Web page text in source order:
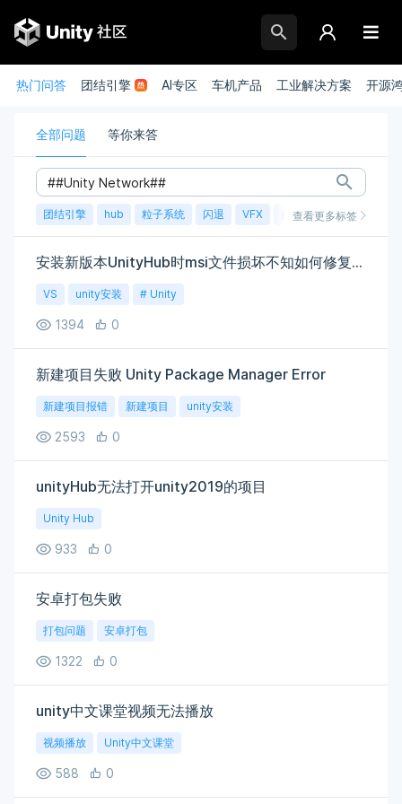
热门问答 团结引擎 AI专区 车机产品 工业解决方案 开源
全部问题 等你来答
团结引擎 hub 粒子系统 闪退 VFX 崩溃 账号 渲染
查看更多标签
安装新版本UnityHub时msi文件损坏不知如何修复求大佬解答
VS unity安装 # Unity
1394 0
新建项目失败 Unity Package Manager Error
新建项目报错 新建项目 unity安装
2593 0
unityHub无法打开unity2019的项目
Unity Hub
933 0
安卓打包失败
打包问题 安卓打包
1322 0
unity中文课堂视频无法播放
视频播放 Unity中文课堂
588 0